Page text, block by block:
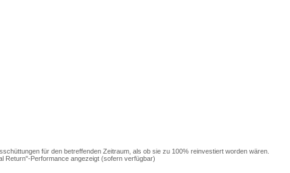
für den betreffenden Zeitraum, als ob sie zu 100% reinvestiert worden wären.
Return"-Performance angezeigt (sofern verfügbar)